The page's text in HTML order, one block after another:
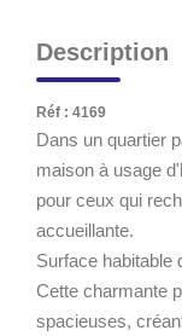
Description
Réf : 4169
Dans un quartier
maison à usage
pour ceux qui
accueillante.
Surface habitable
Cette charmante
spacieuses,